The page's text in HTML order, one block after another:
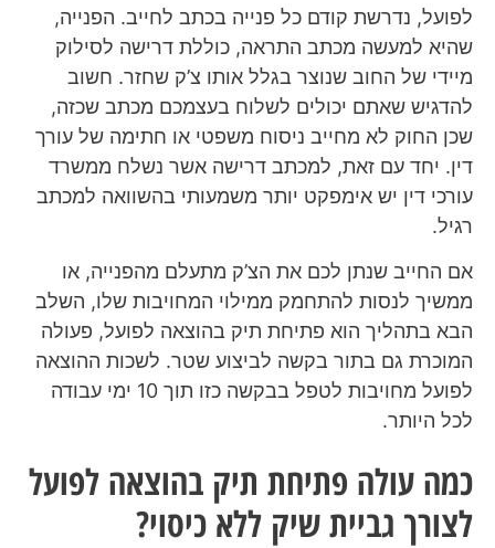
לפועל, נדרשת קודם כל פנייה בכתב לחייב. הפנייה,
שהיא למעשה מכתב התראה, כוללת דרישה לסילוק
מיידי של החוב שנוצר בגלל אותו צ’ק שחזר. חשוב
להדגיש שאתם יכולים לשלוח בעצמכם מכתב שכזה,
שכן החוק לא מחייב ניסוח משפטי או חתימה של עורך
דין. יחד עם זאת, למכתב דרישה אשר נשלח ממשרד
עורכי דין יש אימפקט יותר משמעותי בהשוואה למכתב
רגיל.
אם החייב שנתן לכם את הצ’ק מתעלם מהפנייה, או
ממשיך לנסות להתחמק ממילוי המחויבות שלו, השלב
הבא בתהליך הוא פתיחת תיק בהוצאה לפועל, פעולה
המוכרת גם בתור בקשה לביצוע שטר. לשכות ההוצאה
לפועל מחויבות לטפל בבקשה כזו תוך 10 ימי עבודה
לכל היותר.
כמה עולה פתיחת תיק בהוצאה לפועל
לצורך גביית שיק ללא כיסוי?